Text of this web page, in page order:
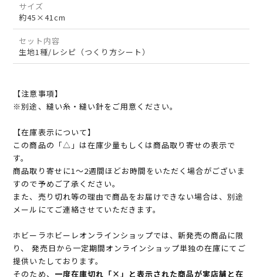
サイズ
約45×41cm
セット内容
生地1種/レシピ（つくり方シート）
【注意事項】
※別途、縫い糸・縫い針をご用意ください。
【在庫表示について】
この商品の「△」は在庫少量もしくは商品取り寄せの表示で
す。
商品取り寄せに1～2週間ほどお時間をいただく場合がございま
すので予めご了承ください。
また、売り切れ等の理由で商品をお届けできない場合は、別途
メールにてご連絡させていただきます。
ホビーラホビーレオンラインショップでは、新発売の商品に限
り、 発売日から一定期間オンラインショップ単独の在庫にてご
提供いたしております。
そのため、 一度在庫切れ「×」と表示された商品が実店舗と在